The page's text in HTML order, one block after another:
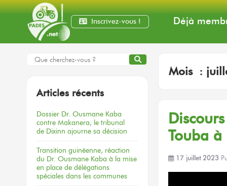
Inscrivez-vous ! Déjà
Mois :
Discours
Touba à
17 juillet 2023
Articles récents
Dossier Dr. Ousmane Kaba
contre Makanera, le tribunal
de Dixinn ajourne sa décision
Transition guinéenne, réaction
du Dr. Ousmane Kaba à la mise
en place de délégations
spéciales dans les communes